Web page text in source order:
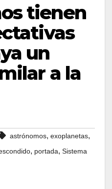
tienen
un
a la
astrónomos, exoplanetas,
, portada, Sistema